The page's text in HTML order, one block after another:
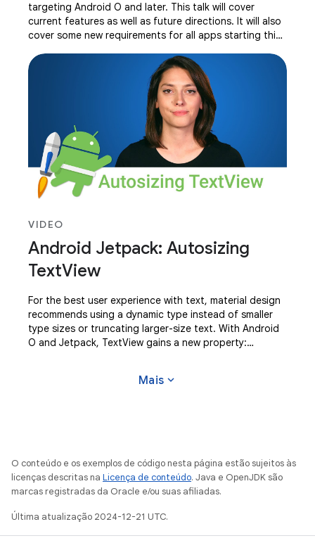
targeting Android O and later. This talk will cover
current features as well as future directions. It will also
cover some new requirements for all apps starting this
VIDEO
Android Jetpack: Autosizing
TextView
For the best user experience with text, material design
recommends using a dynamic type instead of smaller
type sizes or truncating larger-size text. With Android
O and Jetpack, TextView gains a new property:
Mais expand_more
O conteúdo e os exemplos de código nesta página estão sujeitos às
licenças descritas na Licença de conteúdo. Java e OpenJDK são
marcas registradas da Oracle e/ou suas afiliadas.
Última atualização 2024-12-21 UTC.